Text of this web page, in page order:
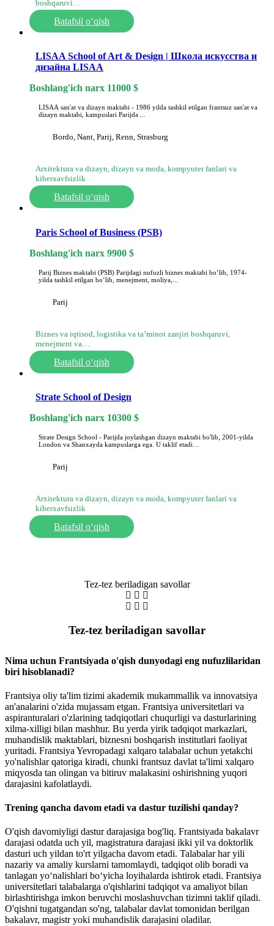
boshqaruvi…
Batafsil o‘qish
LISAA School of Art & Design | Школа искусства и
дизайна LISAA
Boshlang'ich narx 11000 $
LISAA san'at va dizayn maktabi - 1986 yilda tashkil etilgan frantsuz san'at va
dizayn maktabi, kampuslari Parijda ...
Bordo, Nant, Parij, Renn, Strasburg
Arxitektura va dizayn, dizayn va moda, kompyuter fanlari va
kiberxavfsizlik
Batafsil o‘qish
Paris School of Business (PSB)
Boshlang'ich narx 9900 $
Parij Biznes maktabi (PSB) Parijdagi nufuzli biznes maktabi boʻlib, 1974-
yilda tashkil etilgan boʻlib, menejment, moliya,...
Parij
Biznes va iqtisod, logistika va ta’minot zanjiri boshqaruvi,
menejment va…
Batafsil o‘qish
Strate School of Design
Boshlang'ich narx 10300 $
Strate Design School - Parijda joylashgan dizayn maktabi bo'lib, 2001-yilda
London va Shanxayda kampuslarga ega. U taklif etadi…
Parij
Arxitektura va dizayn, dizayn va moda, kompyuter fanlari va
kiberxavfsizlik
Batafsil o‘qish
Tez-tez beriladigan savollar
Tez-tez beriladigan savollar
Nima uchun Frantsiyada o'qish dunyodagi eng nufuzlilaridan
biri hisoblanadi?
Frantsiya oliy ta'lim tizimi akademik mukammallik va innovatsiya
an'analarini o'zida mujassam etgan. Frantsiya universitetlari va
aspiranturalari o'zlarining tadqiqotlari chuqurligi va dasturlarining
xilma-xilligi bilan mashhur. Bu yerda yirik tadqiqot markazlari,
muhandislik maktablari, biznesni boshqarish institutlari faoliyat
yuritadi. Frantsiya Yevropadagi xalqaro talabalar uchun yetakchi
yo'nalishlar qatoriga kiradi, chunki frantsuz davlat ta'limi xalqaro
miqyosda tan olingan va bitiruv malakasini oshirishning yuqori
darajasini kafolatlaydi.
Trening qancha davom etadi va dastur tuzilishi qanday?
O'qish davomiyligi dastur darajasiga bog'liq. Frantsiyada bakalavr
darajasi odatda uch yil, magistratura darajasi ikki yil va doktorlik
dasturi uch yildan to'rt yilgacha davom etadi. Talabalar har yili
nazariy va amaliy kurslarni tamomlaydi, tadqiqot olib boradi va
tanlagan yo‘nalishlari bo‘yicha loyihalarda ishtirok etadi. Frantsiya
universitetlari talabalarga o'qishlarini tadqiqot va amaliyot bilan
birlashtirishga imkon beruvchi moslashuvchan tizimni taklif qiladi.
O'qishni tugatgandan so'ng, talabalar davlat tomonidan berilgan
bakalavr, magistr yoki muhandislik darajasini oladilar.